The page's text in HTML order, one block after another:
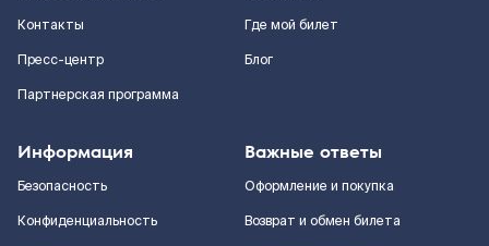
Контакты
Пресс-центр
Партнерская программа
Где мой билет
Блог
Информация
Безопасность
Конфиденциальность
Важные ответы
Оформление и покупка
Возврат и обмен билета